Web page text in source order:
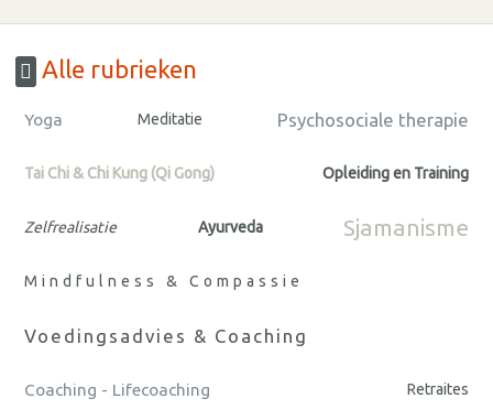
Alle rubrieken
Yoga Meditatie Psychosociale therapie
Tai Chi & Chi Kung (Qi Gong) Opleiding en Training
Zelfrealisatie Ayurveda Sjamanisme
Mindfulness & Compassie
Voedingsadvies & Coaching
Coaching - Lifecoaching Retraites